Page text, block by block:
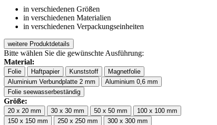
in verschiedenen Größen
in verschiedenen Materialien
in verschiedenen Verpackungseinheiten
weitere Produktdetails
Bitte wählen Sie die gewünschte Ausführung:
Material:
Folie Haftpapier Kunststoff
Magnetfolie
Aluminium Verbundplatte 2 mm
Aluminium 0,6 mm
Folie seewasserbeständig
Größe:
20 x 20 mm 30 x 30 mm 50 x 50 mm
100 x 100 mm
150 x 150 mm
250 x 250 mm 300 x 300 mm